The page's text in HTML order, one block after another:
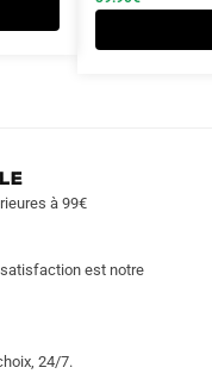
plusieurs
variations.
page
à 99€
est notre
24/7.